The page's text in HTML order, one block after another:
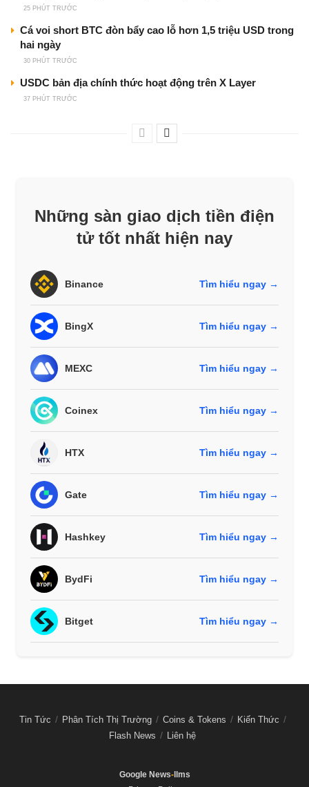
25 PHÚT TRƯỚC
Cá voi short BTC đòn bẩy cao lỗ hơn 1,5 triệu USD trong
hai ngày
30 PHÚT TRƯỚC
USDC bản địa chính thức hoạt động trên X Layer
37 PHÚT TRƯỚC
Những sàn giao dịch tiền điện
tử tốt nhất hiện nay
Binance Tìm hiểu ngay →
BingX Tìm hiểu ngay →
MEXC Tìm hiểu ngay →
Coinex Tìm hiểu ngay →
HTX Tìm hiểu ngay →
Gate Tìm hiểu ngay →
Hashkey Tìm hiểu ngay →
BydFi Tìm hiểu ngay →
Bitget Tìm hiểu ngay →
Tin Tức Phân Tích Thị Trường Coins & Tokens
Kiến Thức
Flash News
Liên hệ
Google News-llms